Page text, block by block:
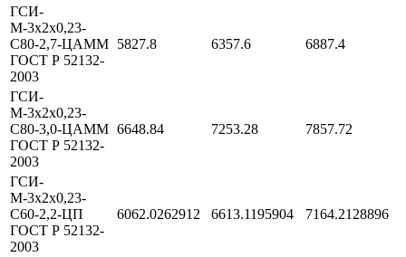
ГСИ-
М-3х2х0,23-
С80-2,7-ЦАММ
ГОСТ Р 52132-
2003
5827.8 6357.6 6887.4
ГСИ-
М-3х2х0,23-
С80-3,0-ЦАММ
ГОСТ Р 52132-
2003
6648.84 7253.28 7857.72
ГСИ-
М-3х2х0,23-
С60-2,2-ЦП
ГОСТ Р 52132-
2003
6062.0262912 6613.1195904 7164.2128896